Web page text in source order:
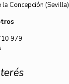
Concepción (Sevilla)
979